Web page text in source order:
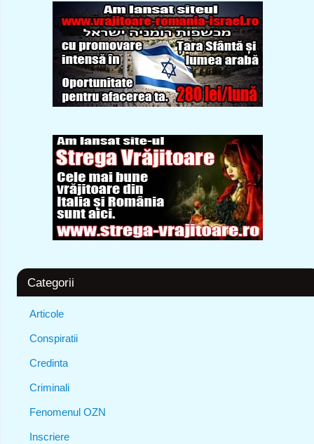
Categorii
Articole
Conspiratii
Credinta
Criminali
Fenomenul OZN
Inscriere